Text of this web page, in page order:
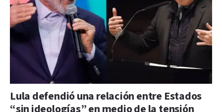
Lula defendió una relación entre Estados